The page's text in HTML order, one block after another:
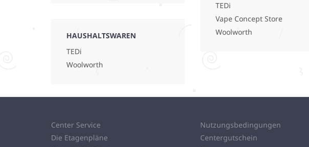
HAUSHALTSWAREN
TEDi
Woolworth
TEDi
Vape Concept Store
Woolworth
Center Service
Die Etagenpläne
Nutzungsbedingungen
Centergutschein